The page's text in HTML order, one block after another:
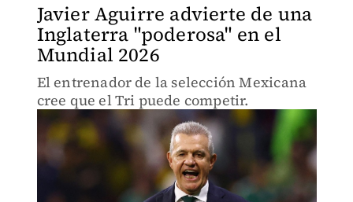
Javier Aguirre advierte de una
Inglaterra "poderosa" en el
Mundial 2026
El entrenador de la selección Mexicana
cree que el Tri puede competir.